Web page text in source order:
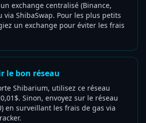
exchange centralisé (Binance,
via ShibaSwap. Pour les plus petits
un exchange pour éviter les frais
le bon réseau
Shibarium, utilisez ce réseau
Sinon, envoyez sur le réseau
en surveillant les frais de gas via